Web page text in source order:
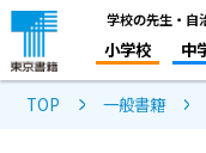
学校の先生・自
小学校 中
TOP 一般書籍